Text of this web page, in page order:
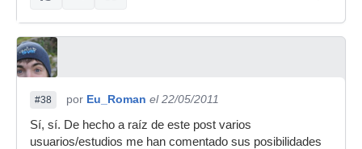
#38 por Eu_Roman el 22/05/2011
Sí, sí. De hecho a raíz de este post varios
usuarios/estudios me han comentado sus posibilidades